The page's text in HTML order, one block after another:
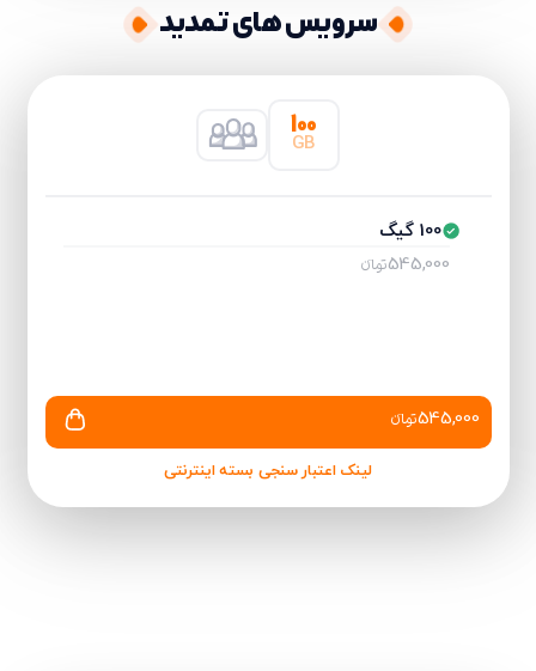
سرویس های تمدید
۱۰۰
GB
100 گیگ
545,000تومانءء
545,000تومانءء
لینک اعتبار سنجی بسته اینترنتی